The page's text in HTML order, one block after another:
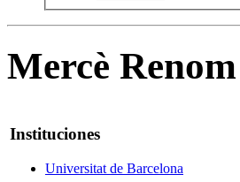
Mercè
Instituciones
Universitat de Barcelona